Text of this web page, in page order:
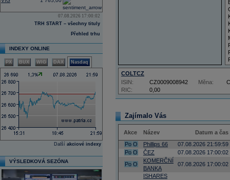
07.08.2026 17:00:02
TRH START – všechny tituly
Přehled trhu
INDEXY ONLINE
PX BUX WIG DAX Nasdaq
Další akciové indexy
VÝSLEDKOVÁ SEZÓNA
COLTCZ
RIC: 0,00
ISIN: CZ0009008942 Měna:
Zajímalo Vás
Akce Název
Datum a čas
Po O Phillips 66
07.08.2026 21:59:59
Po O ČEZ
07.08.2026 17:00:02
Po O
KOMERČNÍ
BANKA
07.08.2026 17:00:02
ISHARES